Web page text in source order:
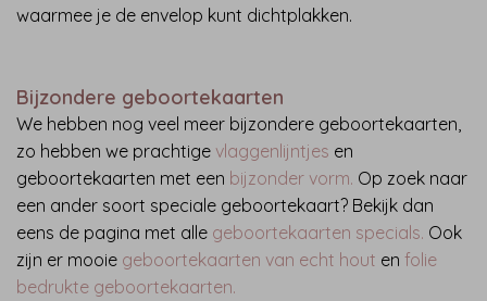
waarmee je de envelop kunt dichtplakken.
Bijzondere geboortekaarten
We hebben nog veel meer bijzondere geboortekaarten,
zo hebben we prachtige vlaggenlijntjes en
geboortekaarten met een bijzonder vorm. Op zoek naar
een ander soort speciale geboortekaart? Bekijk dan
eens de pagina met alle geboortekaarten specials. Ook
zijn er mooie geboortekaarten van echt hout en folie
bedrukte geboortekaarten.